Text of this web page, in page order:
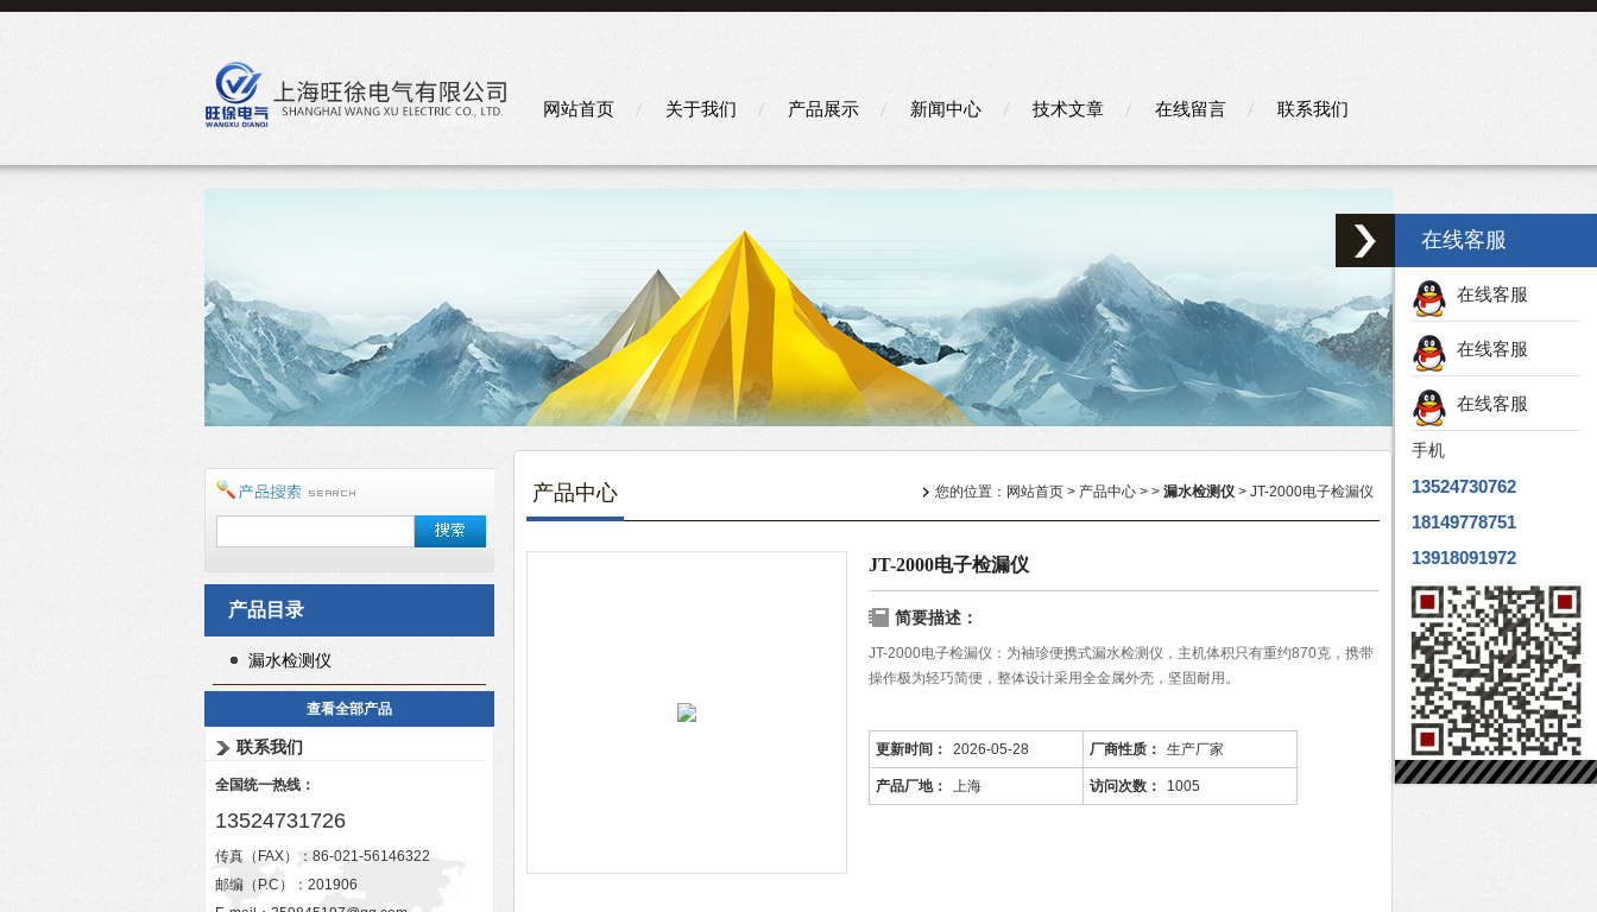
网站首页 关于我们 产品展示 新闻中心 技术文章 在线留言 联系我们
产品目录
漏水检测仪
查看全部产品
联系我们
全国统一热线：
13524731726
传真（FAX）：86-021-56146322
邮编（P.C）：201906
产品中心 您的位置： 网站首页 > 产品中心 > > 漏水检测仪 > JT-2000电子检漏仪
JT-2000电子检漏仪
简要描述：
JT-2000电子检漏仪：为袖珍便携式漏水检测仪，主机体积只有重约870克，携带
操作极为轻巧简便，整体设计采用全金属外壳，坚固耐用。
更新时间： 2026-05-28 厂商性质： 生产厂家
产品厂地： 上海 访问次数： 1005
在线客服
在线客服
在线客服
在线客服
手机
13524730762
18149778751
13918091972